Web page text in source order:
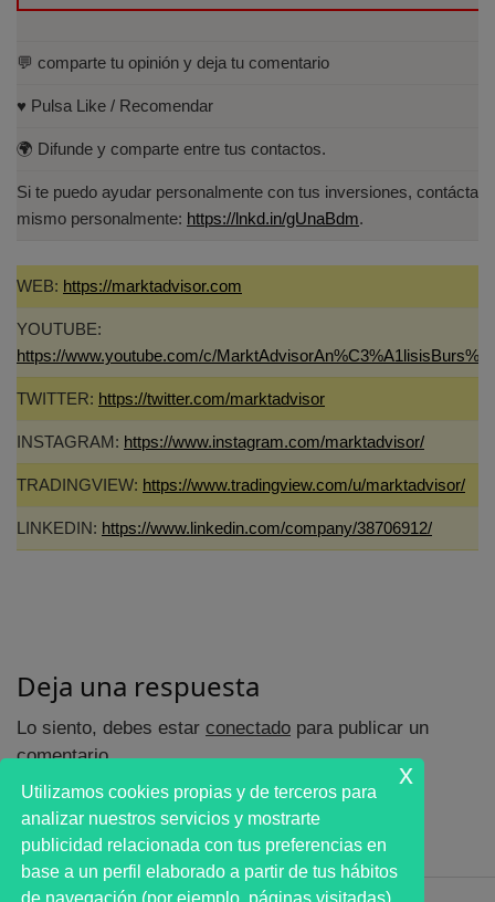
Politécnica de Madrid(UPM)
💬 comparte tu opinión y deja tu comentario
♥️ Pulsa Like / Recomendar
🌍 Difunde y comparte entre tus contactos.
Si te puedo ayudar personalmente con tus inversiones,
mismo personalmente: https://lnkd.in/gUnaBdm.
WEB: https://marktadvisor.com
YOUTUBE:
https://www.youtube.com/c/
TWITTER: https://twitter.com/marktadvisor
INSTAGRAM: https://www.instagram.com/marktadvisor/
TRADINGVIEW: https://www.tradingview.com/u/marktadvisor/
LINKEDIN: https://www.linkedin.com/company/38706912/
Deja una respuesta
Lo siento, debes estar conectado para publicar un
comentario.
Utilizamos cookies propias y de terceros para
analizar nuestros servicios y mostrarte
publicidad relacionada con tus preferencias en
base a un perfil elaborado a partir de tus hábitos
de navegación (por ejemplo, páginas visitadas).
x